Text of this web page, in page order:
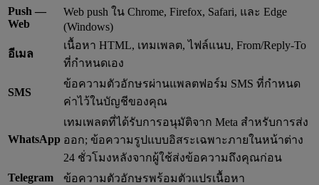
Push —
Web
Web push ใน Chrome, Firefox, Safari, และ Edge
(Windows)
อีเมล
เนื้อหา HTML, เทมเพลต, ไฟล์แนบ, From/Reply-To
ที่กำหนดเอง
SMS
ข้อความตัวอักษรผ่านแพลตฟอร์ม SMS ที่กำหนด
ค่าไว้ในบัญชีของคุณ
WhatsApp
เทมเพลตที่ได้รับการอนุมัติจาก Meta สำหรับการส่ง
ออก; ข้อความรูปแบบอิสระเฉพาะภายในหน้าต่าง
24 ชั่วโมงหลังจากผู้ใช้ส่งข้อความถึงคุณก่อน
Telegram
ข้อความตัวอักษรพร้อมตัวแปรเนื้อหา